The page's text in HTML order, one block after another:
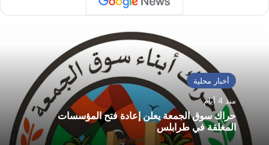
أخبار محلية
منذ 4 أيام
حراك سوق الجمعة يعلن إعادة فتح المؤسسات
المغلقة في طرابلس